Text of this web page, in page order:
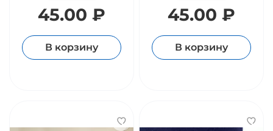
45.00 ₽
В корзину
45.00 ₽
В корзину